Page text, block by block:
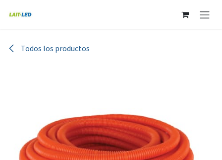
Todos los productos